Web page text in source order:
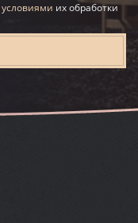
условиями их обработки